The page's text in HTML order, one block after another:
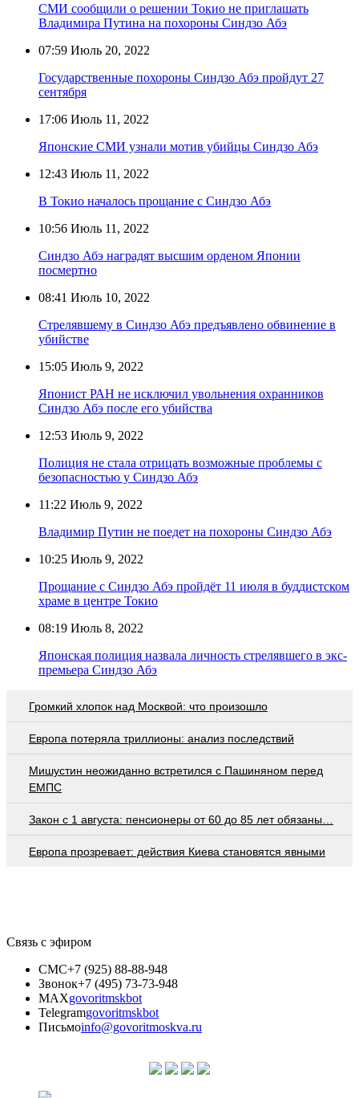
СМИ сообщили о решении Токио не приглашать
Владимира Путина на похороны Синдзо Абэ
07:59 Июль 20, 2022
Государственные похороны Синдзо Абэ пройдут 27
сентября
17:06 Июль 11, 2022
Японские СМИ узнали мотив убийцы Синдзо Абэ
12:43 Июль 11, 2022
В Токио началось прощание с Синдзо Абэ
10:56 Июль 11, 2022
Синдзо Абэ наградят высшим орденом Японии
посмертно
08:41 Июль 10, 2022
Стрелявшему в Синдзо Абэ предъявлено обвинение в
убийстве
15:05 Июль 9, 2022
Японист РАН не исключил увольнения охранников
Синдзо Абэ после его убийства
12:53 Июль 9, 2022
Полиция не стала отрицать возможные проблемы с
безопасностью у Синдзо Абэ
11:22 Июль 9, 2022
Владимир Путин не поедет на похороны Синдзо Абэ
10:25 Июль 9, 2022
Прощание с Синдзо Абэ пройдёт 11 июля в буддистском
храме в центре Токио
08:19 Июль 8, 2022
Японская полиция назвала личность стрелявшего в экс-
премьера Синдзо Абэ
Громкий хлопок над Москвой: что произошло
Европа потеряла триллионы: анализ последствий
Мишустин неожиданно встретился с Пашиняном перед
ЕМПС
Закон с 1 августа: пенсионеры от 60 до 85 лет обязаны…
Европа прозревает: действия Киева становятся явными
Связь с эфиром
СМС+7 (925) 88-88-948
Звонок+7 (495) 73-73-948
MAXgovoritmskbot
Telegramgovoritmskbot
Письмоinfo@govoritmoskva.ru